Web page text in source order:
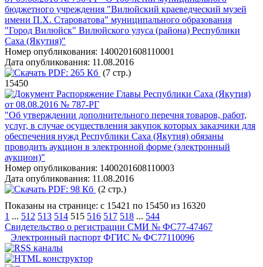
бюджетного учреждения "Вилюйский краеведческий музей
имени П.Х. Староватова" муниципального образования
"Город Вилюйск" Вилюйского улуса (района) Республики
Саха (Якутия)"
Номер опубликования: 1400201608110001
Дата опубликования: 11.08.2016
PDF: 265 Кб (7 стр.)
15450
Распоряжение Главы Республики Саха (Якутия)
от 08.08.2016 № 787-РГ
"Об утверждении дополнительного перечня товаров, работ,
услуг, в случае осуществления закупок которых заказчики для
обеспечения нужд Республики Саха (Якутия) обязаны
проводить аукцион в электронной форме (электронный
аукцион)"
Номер опубликования: 1400201608110003
Дата опубликования: 11.08.2016
PDF: 98 Кб (2 стр.)
Показаны на странице: с 15421 по 15450 из 16320
1 ... 512 513 514 515 516 517 518 ... 544
Свидетельство о регистрации СМИ № ФС77-47467
Электронный паспорт ФГИС № ФС77110096